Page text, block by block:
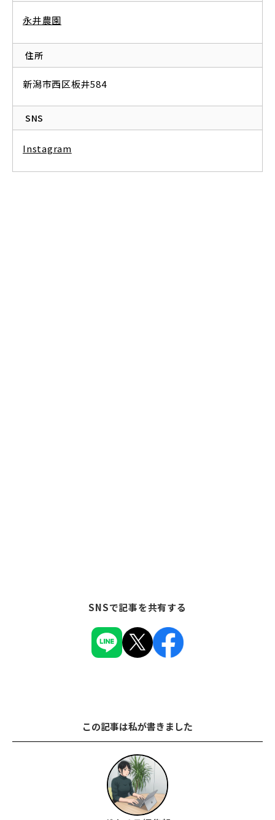
永井農園
住所
新潟市西区板井584
SNS
Instagram
SNSで記事を共有する
この記事は私が書きました